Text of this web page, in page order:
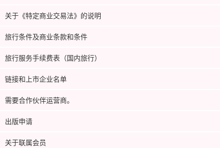
关于《特定商业交易法》的说明
旅行条件及商业条款和条件
旅行服务手续费表（国内旅行）
链接和上市企业名单
需要合作伙伴运营商。
出版申请
关于联属会员